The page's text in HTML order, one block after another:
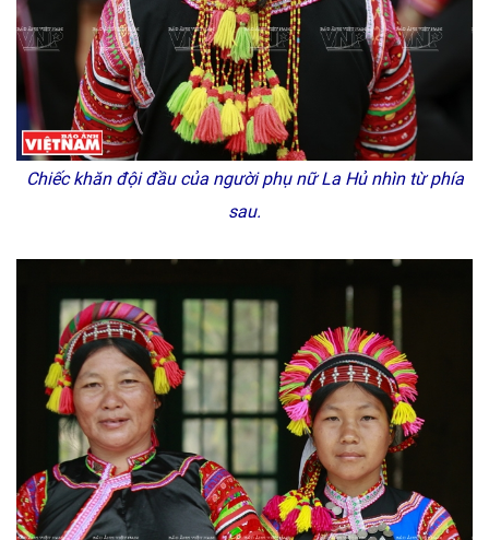
Chiếc khăn đội đầu của người phụ nữ La Hủ nhìn từ phía
sau.